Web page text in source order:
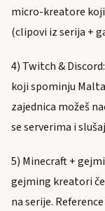
micro-kreatore
(clipovi iz serija +
4) Twitch &
koji spominju
zajednica možeš
se serverima i
5) Minecraft +
gejming kreatori
na serije.